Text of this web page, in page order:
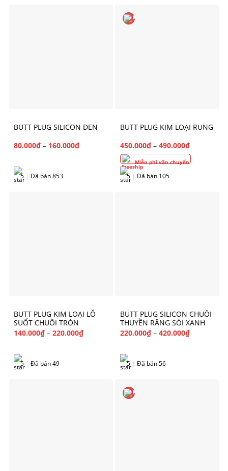
BUTT PLUG SILICON ĐEN
80.000₫ – 160.000₫
5 | Đã bán 853
BUTT PLUG KIM LOẠI RUNG
450.000₫ – 490.000₫
Miễn phí vận chuyển
5 | Đã bán 105
BUTT PLUG KIM LOẠI LỖ
SUỐT CHUÔI TRÒN
140.000₫ – 220.000₫
5 | Đã bán 49
BUTT PLUG SILICON CHUÔI
THUYỀN RĂNG SÓI XANH
220.000₫ – 420.000₫
5 | Đã bán 56